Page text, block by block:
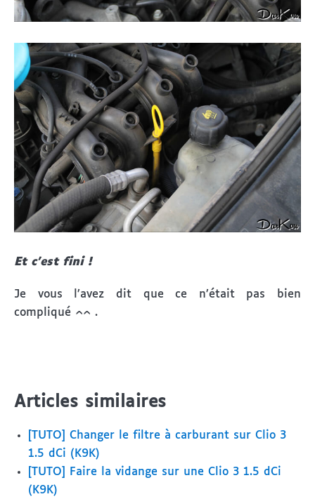
Et c’est fini !
Je vous l’avez dit que ce n’était pas bien
compliqué ^^ .
Articles similaires
[TUTO] Changer le filtre à carburant sur Clio 3
1.5 dCi (K9K)
[TUTO] Faire la vidange sur une Clio 3 1.5 dCi
(K9K)